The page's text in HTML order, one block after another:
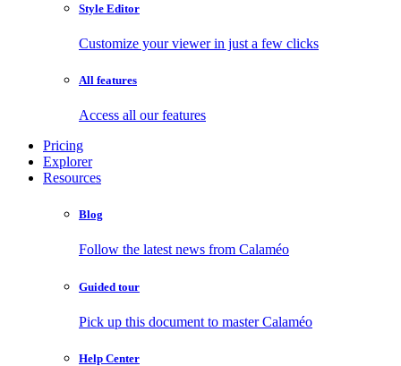
Style Editor
Customize your viewer in just a few clicks
All features
Access all our features
Pricing
Explorer
Resources
Blog
Follow the latest news from Calaméo
Guided tour
Pick up this document to master Calaméo
Help Center